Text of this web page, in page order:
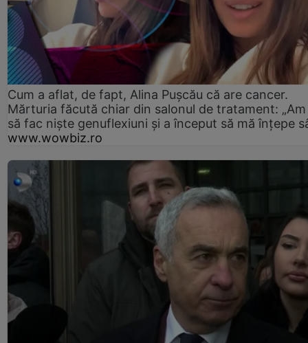
Cum a aflat, de fapt, Alina Pușcău că are cancer.
Mărturia făcută chiar din salonul de tratament:
să fac niște genuflexiuni și a început să mă înțepe
www.wowbiz.ro